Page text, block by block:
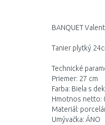
BANQUET
Tanier plytký
Technické
Priemer: 27 cm
Farba: Biela s
Hmotnos netto:
Materiál:
Umývačka: ÁNO